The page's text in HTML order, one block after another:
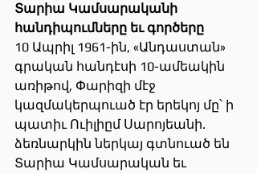
Տարիա Կամսարականի
հանդիպումները եւ գործերը
10 Ապրիլ 1961-ին, «Անդաստան»
գրական հանդէսի 10-ամեակին
առիթով, Փարիզի մէջ
կազմակերպուած էր երեկոյ մը՝ ի
պատիւ Ուիլիըմ Սարոյեանի.
ձեռնարկին ներկայ գտնուած են
Տարիա Կամսարական եւ